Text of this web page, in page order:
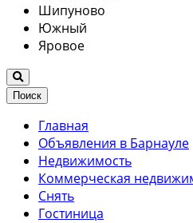
Шипуново
Южный
Яровое
Поиск
Главная
Объявления в Барнауле
Недвижимость
Коммерческая
Снять
Гостиница